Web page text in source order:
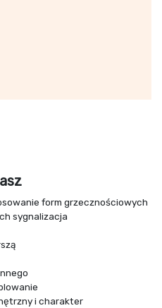
form grzecznościowych
sygnalizacja
i charakter